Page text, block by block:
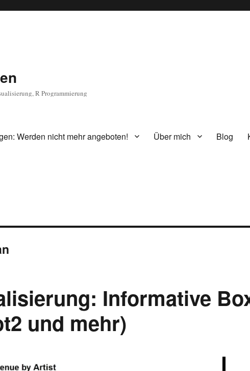
R Programmierung
Werden nicht mehr angeboten! Über mich Blog
Informative
und mehr)